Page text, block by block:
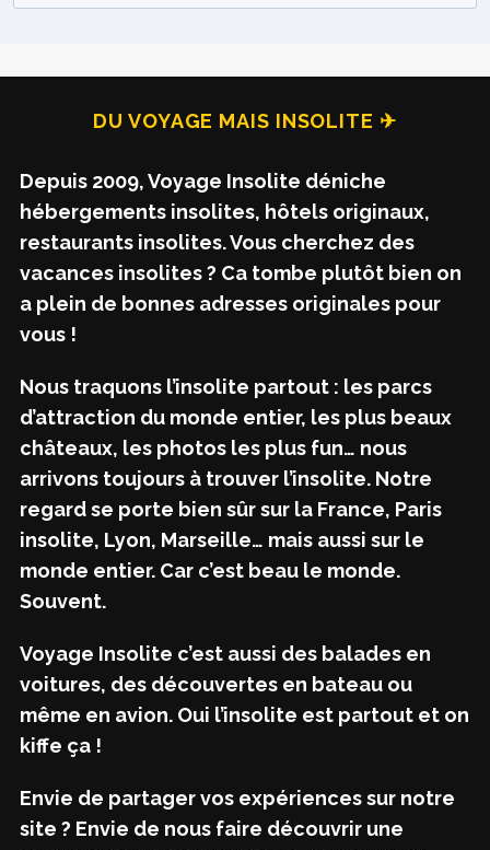
DU VOYAGE MAIS INSOLITE ✈
Depuis 2009, Voyage Insolite déniche
hébergements insolites, hôtels originaux,
restaurants insolites. Vous cherchez des
vacances insolites ? Ca tombe plutôt bien on
a plein de bonnes adresses originales pour
vous !
Nous traquons l’insolite partout : les parcs
d’attraction du monde entier, les plus beaux
châteaux, les photos les plus fun… nous
arrivons toujours à trouver l’insolite. Notre
regard se porte bien sûr sur la France, Paris
insolite, Lyon, Marseille… mais aussi sur le
monde entier. Car c’est beau le monde.
Souvent.
Voyage Insolite c’est aussi des balades en
voitures, des découvertes en bateau ou
même en avion. Oui l’insolite est partout et on
kiffe ça !
Envie de partager vos expériences sur notre
site ? Envie de nous faire découvrir une